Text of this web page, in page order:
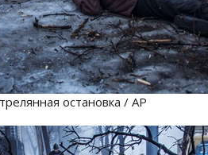
остановка / АР